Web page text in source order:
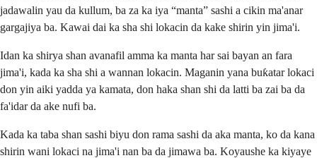
jadawalin yau da kullum, ba za ka iya “manta” sashi a cikin ma'anar
gargajiya ba. Kawai dai ka sha shi lokacin da kake shirin yin jima'i.
Idan ka shirya shan avanafil amma ka manta har sai bayan an fara
jima'i, kada ka sha shi a wannan lokacin. Maganin yana buƙatar lokaci
don yin aiki yadda ya kamata, don haka shan shi da latti ba zai ba da
fa'idar da ake nufi ba.
Kada ka taba shan sashi biyu don rama sashi da aka manta, ko da kana
shirin wani lokaci na jima'i nan ba da jimawa ba. Koyaushe ka kiyaye